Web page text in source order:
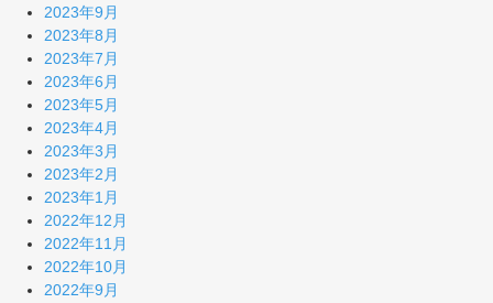
2023年9月
2023年8月
2023年7月
2023年6月
2023年5月
2023年4月
2023年3月
2023年2月
2023年1月
2022年12月
2022年11月
2022年10月
2022年9月